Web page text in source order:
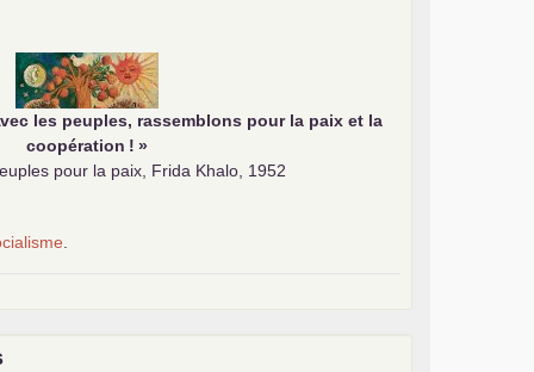
les peuples, rassemblons pour la paix et la
coopération ! »
pour la paix, Frida Khalo, 1952